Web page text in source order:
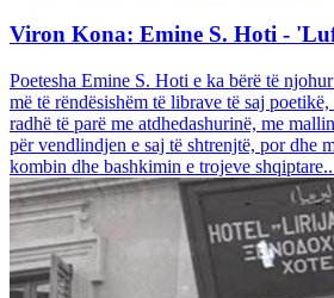
Viron Kona: Emine S. Hoti -
Poetesha Emine S. Hoti e ka bërë të
më të rëndësishëm të librave të saj
radhë të parë me atdhedashurinë, me
për vendlindjen e saj të shtrenjtë, por dhe
kombin dhe bashkimin e trojeve